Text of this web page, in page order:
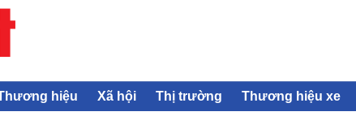
hiệu Xã hội Thị trường Thương hiệu xe